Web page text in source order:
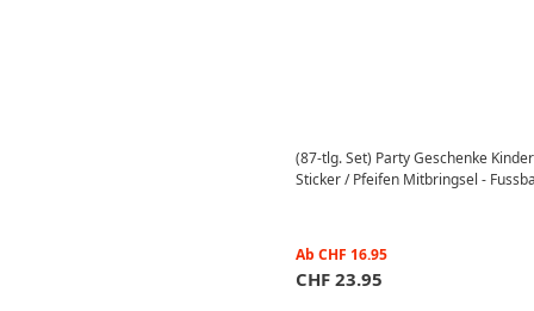
(87-tlg. Set) Party Geschenke
Sticker / Pfeifen Mitbringsel -
Ab CHF 16.95
CHF 23.95